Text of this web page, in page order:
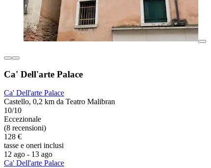
Ca' Dell'arte Palace
Ca' Dell'arte Palace
Castello, 0,2 km da Teatro Malibran
10/10
Eccezionale
(8 recensioni)
128 €
tasse e oneri inclusi
12 ago - 13 ago
Ca' Dell'arte Palace